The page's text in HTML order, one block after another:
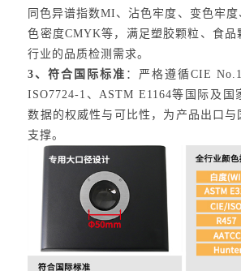
同色异谱指数MI、沾色牢度、变色牢度
色密度CMYK等，满足塑胶颗粒、食品
行业的品质检测需求。
3、符合国际标准 ：严格遵循CIE
ISO7724-1、ASTM E1164等国际及国
数据的权威性与可比性，为产品出口与
支撑。